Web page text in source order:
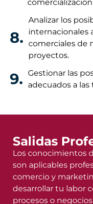
8.
Analizar los
internacionales
comerciales de
proyectos.
9. Gestionar las
adecuados a
Salidas
Los conocimientos
son aplicables
comercio y
desarrollar tu labor
procesos o